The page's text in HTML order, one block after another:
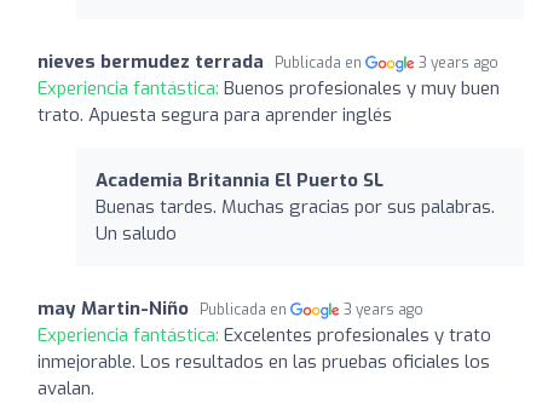
nieves bermudez terrada Publicada en 3 years ago
Experiencia fantástica: Buenos profesionales y muy buen
trato. Apuesta segura para aprender inglés
Academia Britannia El Puerto SL
Buenas tardes. Muchas gracias por sus palabras.
Un saludo
may Martin-Niño Publicada en 3 years ago
Experiencia fantástica: Excelentes profesionales y trato
inmejorable. Los resultados en las pruebas oficiales los
avalan.